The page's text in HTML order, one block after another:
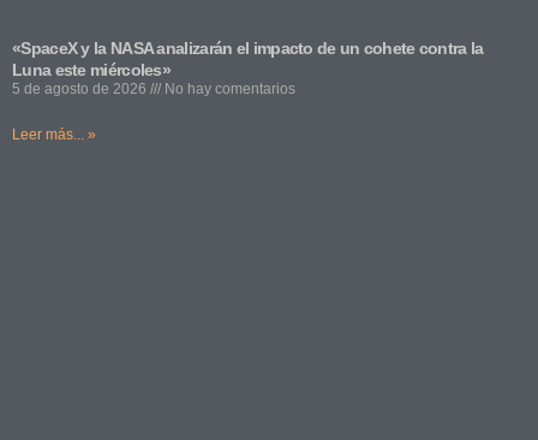
«SpaceX y la NASA analizarán el impacto de un cohete contra la
Luna este miércoles»
5 de agosto de 2026 No hay comentarios
Leer más... »